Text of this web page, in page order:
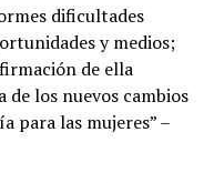
dificultades
y medios;
de ella
los nuevos cambios
para las mujeres” –